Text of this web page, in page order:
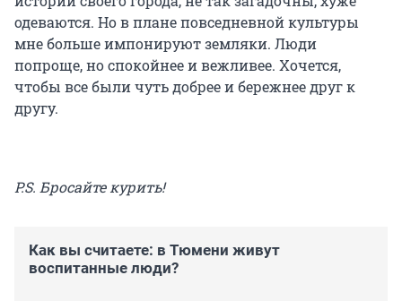
одеваются. Но в плане повседневной культуры
мне больше импонируют земляки. Люди
попроще, но спокойнее и вежливее. Хочется,
чтобы все были чуть добрее и бережнее друг к
другу.
P.S. Бросайте курить!
Как вы считаете: в Тюмени живут
воспитанные люди?